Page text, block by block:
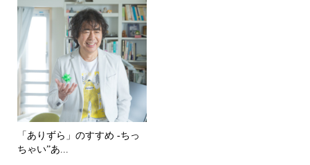
「ありずら」のすすめ -ちっ
ちゃい”あ...